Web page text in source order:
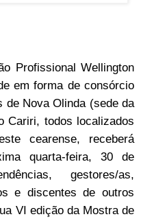
Profissional Wellington
em forma de consórcio
de Nova Olinda (sede da
Cariri, todos localizados
cearense, receberá
quarta-feira, 30 de
gestores/as,
e discentes de outros
VI edição da Mostra de